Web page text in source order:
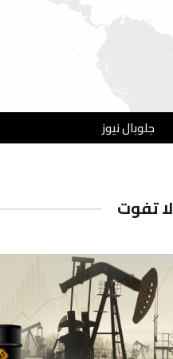
جلوبال نيوز
لا تفوت